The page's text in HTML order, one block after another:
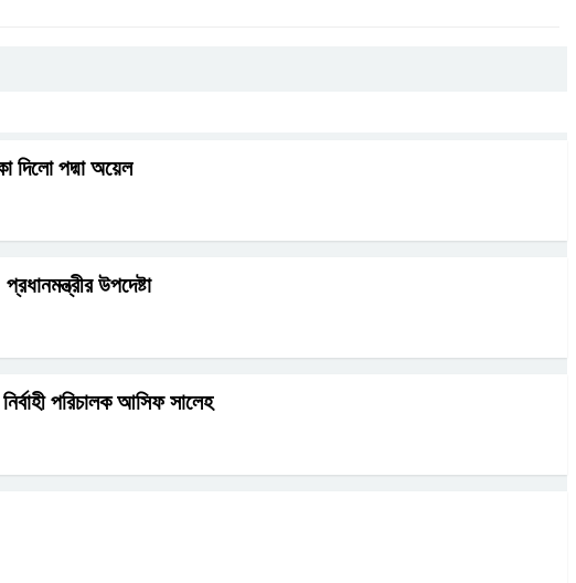
দিলো পদ্মা অয়েল
উপদেষ্টা
পরিচালক আসিফ সালেহ